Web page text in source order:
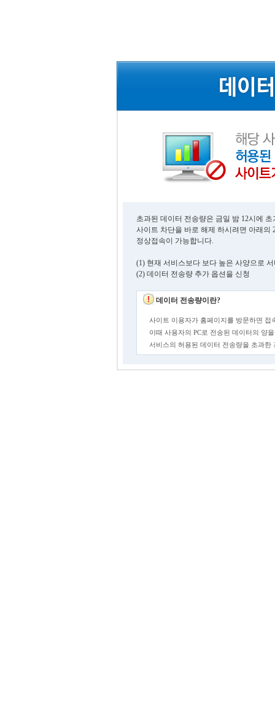
초과된 데이터 전송량은 금일 밤 12시에
사이트 차단을 바로 해제 하시려면 아래의
정상접속이 가능합니다.
(1) 현재 서비스보다 보다 높은 사양으로
(2) 데이터 전송량 추가 옵션을 신청
데이터 전송량이란?
사이트 이용자가 홈페이지를 방문하면 접
이때 사용자의 PC로 전송된 데이터의 양
서비스의 허용된 데이터 전송량을 초과